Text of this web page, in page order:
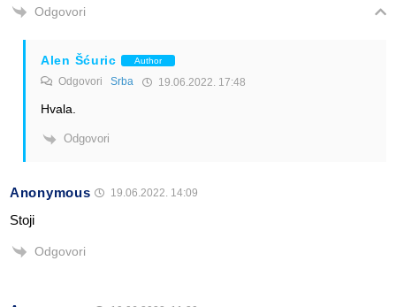
Odgovori
Alen Šćuric Author
Odgovori Srba 19.06.2022. 17:48
Hvala.
Odgovori
Anonymous 19.06.2022. 14:09
Stoji
Odgovori